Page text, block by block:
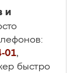
и
01,
быстро